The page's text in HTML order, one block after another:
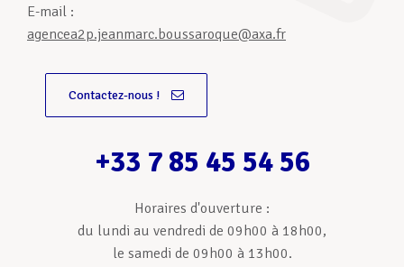
E-mail :
agencea2p.jeanmarc.boussaroque@axa.fr
Contactez-nous !
+33 7 85 45 54 56
Horaires d'ouverture :
du lundi au vendredi de 09h00 à 18h00,
le samedi de 09h00 à 13h00.